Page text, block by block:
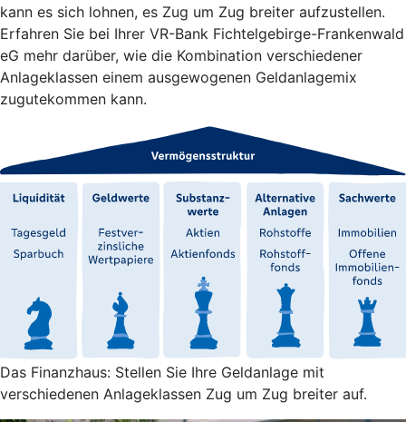
kann es sich lohnen, es Zug um Zug breiter aufzustellen.
Erfahren Sie bei Ihrer VR-Bank Fichtelgebirge-Frankenwald
eG mehr darüber, wie die Kombination verschiedener
Anlageklassen einem ausgewogenen Geldanlagemix
zugutekommen kann.
Das Finanzhaus: Stellen Sie Ihre Geldanlage mit
verschiedenen Anlageklassen Zug um Zug breiter auf.